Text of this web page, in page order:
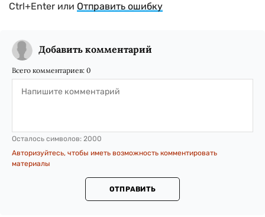
Ctrl+Enter или Отправить ошибку
Добавить комментарий
Всего комментариев: 0
Осталось символов: 2000
Авторизуйтесь, чтобы иметь возможность комментировать
материалы
ОТПРАВИТЬ